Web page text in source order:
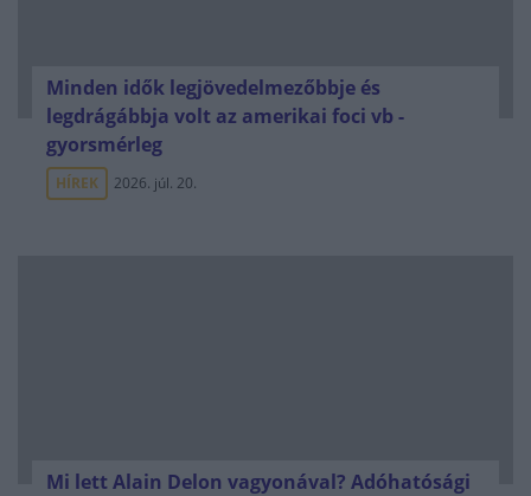
Minden idők legjövedelmezőbbje és
legdrágábbja volt az amerikai foci vb -
gyorsmérleg
HÍREK 2026. júl. 20.
Mi lett Alain Delon vagyonával? Adóhatósági